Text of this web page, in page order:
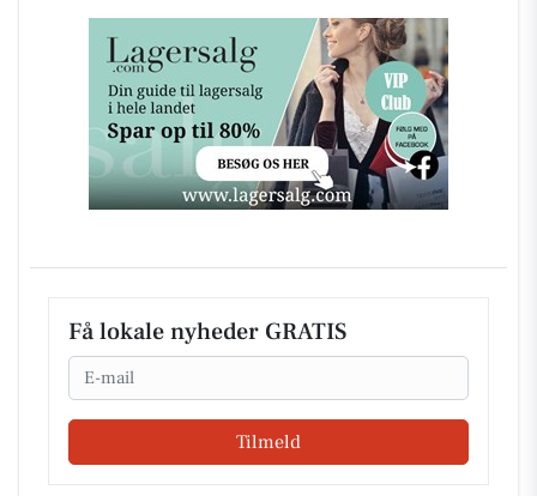
Få lokale nyheder GRATIS
Email
Tilmeld